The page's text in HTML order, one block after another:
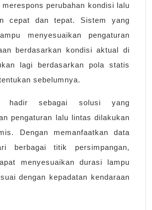
perubahan kondisi lalu
cepat dan tepat. Sistem yang
menyesuaikan pengaturan
berdasarkan kondisi aktual di
lagi berdasarkan pola statis
sebelumnya.
hadir sebagai solusi yang
pengaturan lalu lintas dilakukan
Dengan memanfaatkan data
berbagai titik persimpangan,
menyesuaikan durasi lampu
dengan kepadatan kendaraan